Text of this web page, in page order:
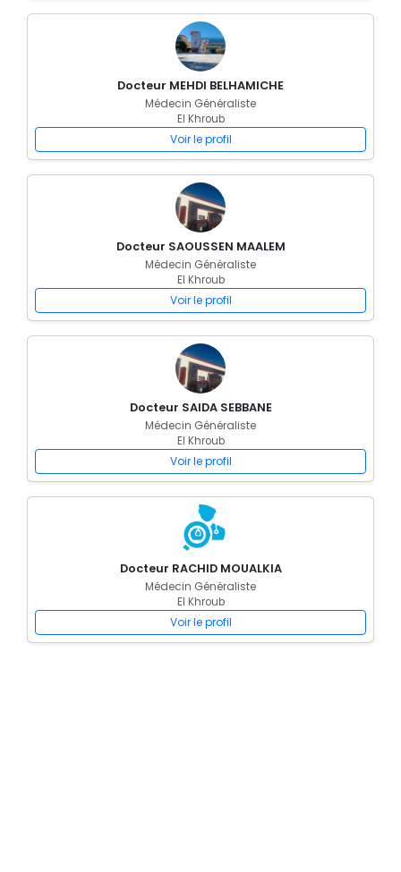
Docteur MEHDI BELHAMICHE
Médecin Généraliste
El Khroub
Voir le profil
Docteur SAOUSSEN MAALEM
Médecin Généraliste
El Khroub
Voir le profil
Docteur SAIDA SEBBANE
Médecin Généraliste
El Khroub
Voir le profil
Docteur RACHID MOUALKIA
Médecin Généraliste
El Khroub
Voir le profil